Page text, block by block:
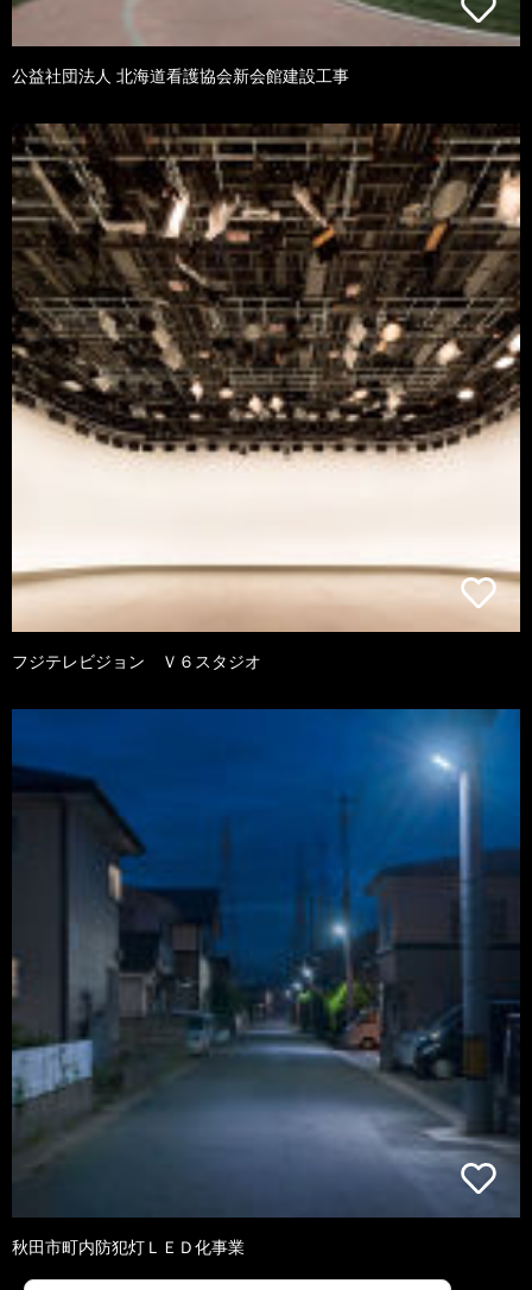
公益社団法人 北海道看護協会新会館建設工事
フジテレビジョン Ｖ６スタジオ
秋田市町内防犯灯ＬＥＤ化事業